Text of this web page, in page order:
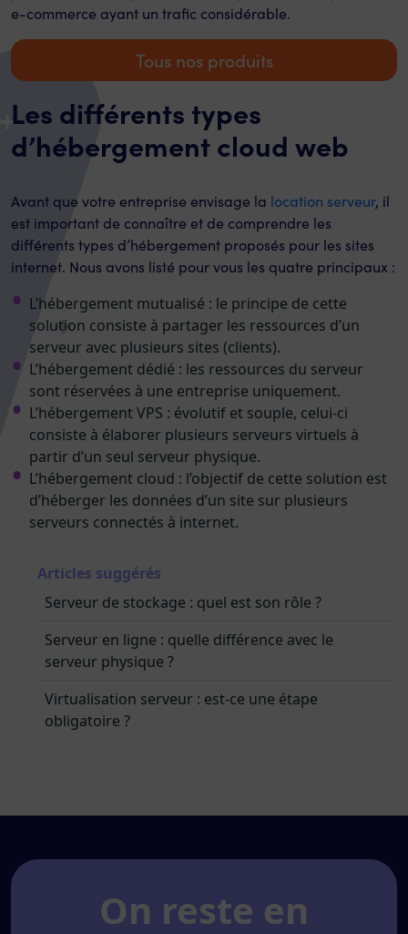
e-commerce ayant un trafic considérable.
Tous nos produits
Les différents types
d’hébergement cloud web
Avant que votre entreprise envisage la location serveur, il
est important de connaître et de comprendre les
différents types d’hébergement proposés pour les sites
internet. Nous avons listé pour vous les quatre principaux :
L’hébergement mutualisé : le principe de cette
solution consiste à partager les ressources d’un
serveur avec plusieurs sites (clients).
L’hébergement dédié : les ressources du serveur
sont réservées à une entreprise uniquement.
L’hébergement VPS : évolutif et souple, celui-ci
consiste à élaborer plusieurs serveurs virtuels à
partir d’un seul serveur physique.
L’hébergement cloud : l’objectif de cette solution est
d’héberger les données d’un site sur plusieurs
serveurs connectés à internet.
Articles suggérés
Serveur de stockage : quel est son rôle ?
Serveur en ligne : quelle différence avec le
serveur physique ?
Virtualisation serveur : est-ce une étape
obligatoire ?
On reste en